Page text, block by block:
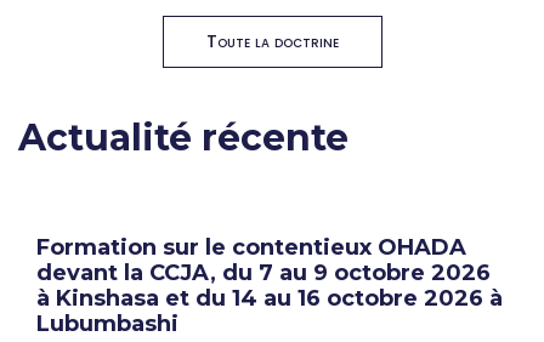
Toute la doctrine
Actualité récente
Formation sur le contentieux OHADA
devant la CCJA, du 7 au 9 octobre 2026
à Kinshasa et du 14 au 16 octobre 2026 à
Lubumbashi